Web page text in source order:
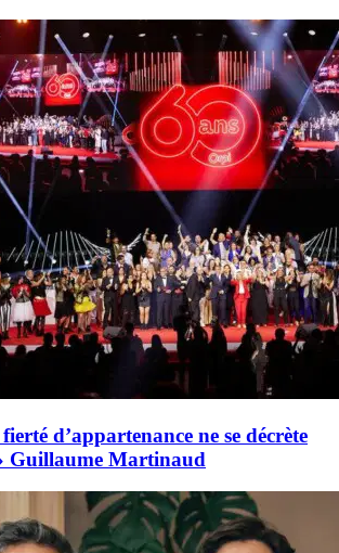
d’appartenance ne se décrète
Guillaume Martinaud